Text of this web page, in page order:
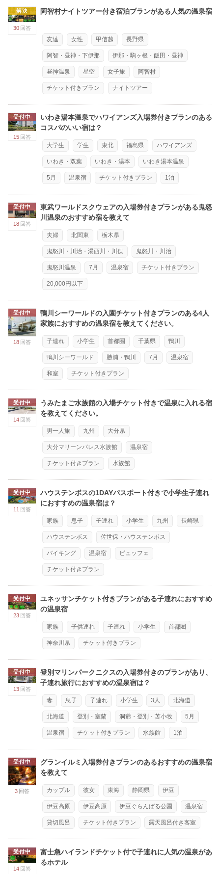
解決
30 回答
阿智村ナイトツアー付き宿泊プランがある人気の温泉宿
友達 女性 甲信越 長野県
阿智・昼神・下伊那 伊那・駒ヶ根・飯田・昼神
昼神温泉 星空 女子旅 阿智村
チケット付きプラン ナイトツアー
受付中
15 回答
いわき湯本温泉でハワイアンズ入場券付きプランのある
コスパのいい宿は？
大学生 学生 東北 福島県 ハワイアンズ
いわき・双葉 いわき・湯本 いわき湯本温泉
5月 温泉宿 チケット付きプラン 1泊
受付中
18 回答
東武ワールドスクウェアの入場券付きプランがある鬼怒
川温泉のおすすめ宿を教えて
夫婦 北関東 栃木県
鬼怒川・川治・湯西川・川俣 鬼怒川・川治
鬼怒川温泉 7月 温泉宿 チケット付きプラン
20,000円以下
受付中
18 回答
鴨川シーワールドの入園チケット付きプランのある4人
家族におすすめの温泉宿を教えてください。
子連れ 小学生 首都圏 千葉県 鴨川
鴨川シーワールド 勝浦・鴨川 7月 温泉宿
和室 チケット付きプラン
受付中
14 回答
うみたまご水族館の入場チケット付きで温泉に入れる宿
を教えてください。
男一人旅 九州 大分県
大分マリーンパレス水族館 温泉宿
チケット付きプラン 水族館
受付中
11 回答
ハウステンボスの1DAYパスポート付きで小学生子連れ
におすすめの温泉宿は？
家族 息子 子連れ 小学生 九州 長崎県
ハウステンボス 佐世保・ハウステンボス
バイキング 温泉宿 ビュッフェ
チケット付きプラン
受付中
23 回答
ユネッサンチケット付きプランがある子連れにおすすめ
の温泉宿
家族 子供連れ 子連れ 小学生 首都圏
神奈川県 チケット付きプラン
受付中
13 回答
登別マリンパークニクスの入場券付きのプランがあり、
子連れ旅行におすすめの温泉宿は？
妻 息子 子連れ 小学生 3人 北海道
北海道 登別・室蘭 洞爺・登別・苫小牧 5月
温泉宿 チケット付きプラン 水族館 1泊
受付中
3 回答
グランイルミ入場券付きプランのあるおすすめの温泉宿
を教えて
カップル 彼女 東海 静岡県 伊豆
伊豆高原 伊豆高原 伊豆ぐらんぱる公園 温泉宿
貸切風呂 チケット付きプラン 露天風呂付き客室
受付中
14 回答
富士急ハイランドチケット付で子連れに人気の温泉があ
るホテル